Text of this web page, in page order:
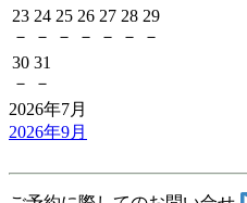
23
－
24
－
25
－
26
－
27
－
28
－
29
－
30
－
31
－
2026年7月
2026年9月